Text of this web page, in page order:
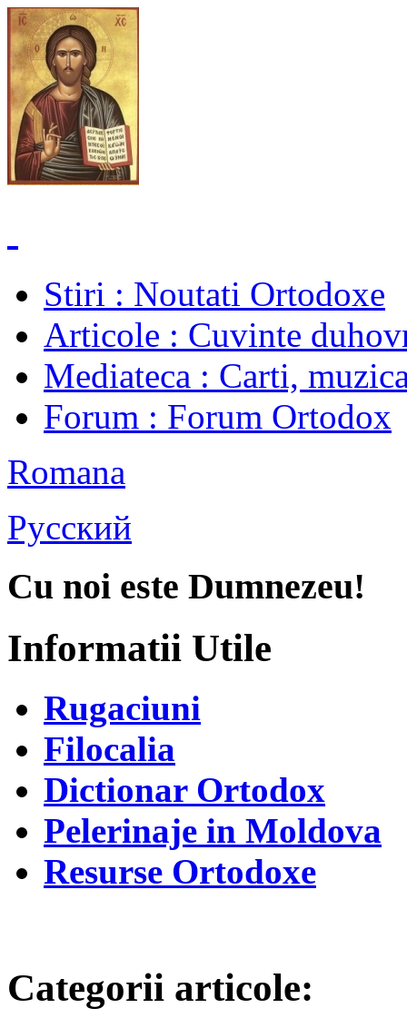
Stiri : Noutati Ortodoxe
Articole : Cuvinte
Mediateca : Carti,
Forum : Forum Ortodox
Romana
Русский
Cu noi este Dumnezeu!
Informatii Utile
Rugaciuni
Filocalia
Dictionar Ortodox
Pelerinaje in Moldova
Resurse Ortodoxe
Categorii articole: